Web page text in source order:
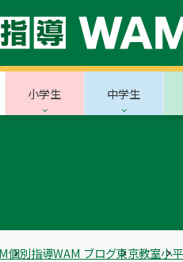
小学生 中学生
個別指導WAM ブログ東京教室小